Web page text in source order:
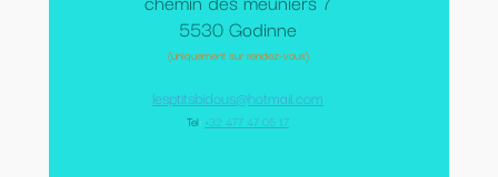
5530 Godinne
(uniquement sur rendez-vous)
lesptitsbidous@hotmail.com
Tel: +32 477 47 05 17